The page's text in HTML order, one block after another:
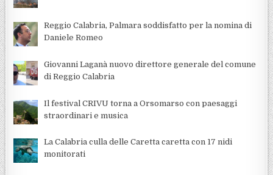
Reggio Calabria, Palmara soddisfatto per la nomina di
Daniele Romeo
Giovanni Laganà nuovo direttore generale del comune
di Reggio Calabria
Il festival CRIVU torna a Orsomarso con paesaggi
straordinari e musica
La Calabria culla delle Caretta caretta con 17 nidi
monitorati